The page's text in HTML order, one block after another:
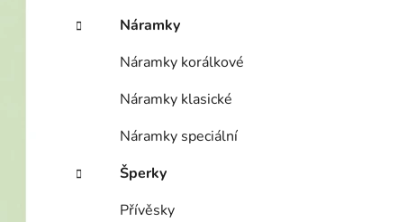
Náramky
Náramky korálkové
Náramky klasické
Náramky speciální
Šperky
Přívěsky